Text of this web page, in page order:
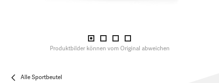
Produktbilder können vom Original abweichen
Alle Sportbeutel